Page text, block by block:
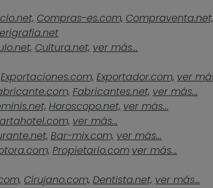
Compras-es.com, Compraventa.net,
Cultura.net, ver más...
Exportaciones.com, Exportador.com, ver
Fabricantes.net, ver más...
Horoscopo.net, ver más...
ver más...
Bar-mix.com, ver más...
Propietario.com ver más...
Cirujano.com, Dentista.net, ver más...